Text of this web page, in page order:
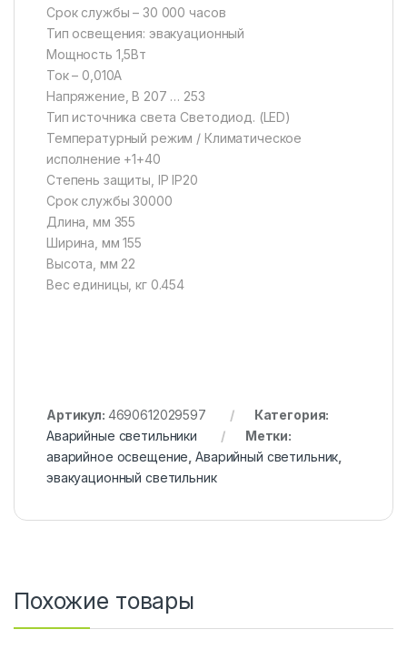
Срок службы – 30 000 часов
Тип освещения: эвакуационный
Мощность 1,5Вт
Ток – 0,010А
Напряжение, В 207 … 253
Тип источника света Светодиод. (LED)
Температурный режим / Климатическое
исполнение +1+40
Степень защиты, IP IP20
Срок службы 30000
Длина, мм 355
Ширина, мм 155
Высота, мм 22
Вес единицы, кг 0.454
Артикул: 4690612029597
Категория:
Аварийные светильники
Метки:
аварийное освещение ,Аварийный светильник
эвакуационный светильник
Похожие товары